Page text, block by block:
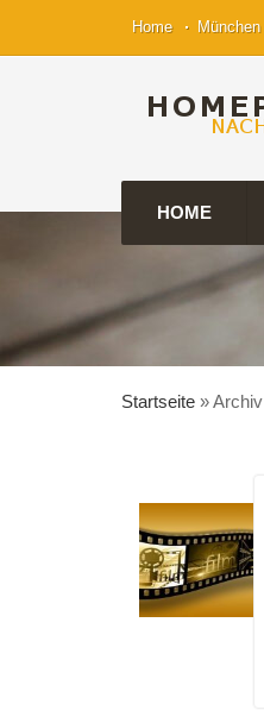
Home München
HOME
Startseite »Archiv